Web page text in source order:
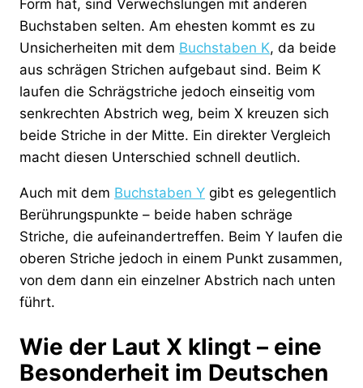
Form hat, sind Verwechslungen mit anderen
Buchstaben selten. Am ehesten kommt es zu
Unsicherheiten mit dem Buchstaben K, da beide
aus schrägen Strichen aufgebaut sind. Beim K
laufen die Schrägstriche jedoch einseitig vom
senkrechten Abstrich weg, beim X kreuzen sich
beide Striche in der Mitte. Ein direkter Vergleich
macht diesen Unterschied schnell deutlich.
Auch mit dem Buchstaben Y gibt es gelegentlich
Berührungspunkte – beide haben schräge
Striche, die aufeinandertreffen. Beim Y laufen die
oberen Striche jedoch in einem Punkt zusammen,
von dem dann ein einzelner Abstrich nach unten
führt.
Wie der Laut X klingt – eine
Besonderheit im Deutschen